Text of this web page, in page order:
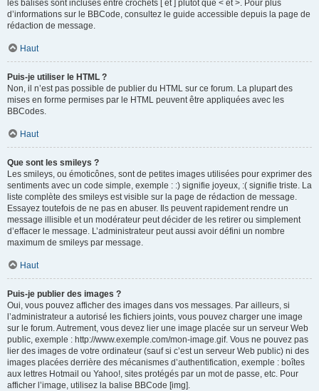
les balises sont incluses entre crochets [ et ] plutôt que < et >. Pour plus
d’informations sur le BBCode, consultez le guide accessible depuis la page de
rédaction de message.
Haut
Puis-je utiliser le HTML ?
Non, il n’est pas possible de publier du HTML sur ce forum. La plupart des
mises en forme permises par le HTML peuvent être appliquées avec les
BBCodes.
Haut
Que sont les smileys ?
Les smileys, ou émoticônes, sont de petites images utilisées pour exprimer des
sentiments avec un code simple, exemple : :) signifie joyeux, :( signifie triste. La
liste complète des smileys est visible sur la page de rédaction de message.
Essayez toutefois de ne pas en abuser. Ils peuvent rapidement rendre un
message illisible et un modérateur peut décider de les retirer ou simplement
d’effacer le message. L’administrateur peut aussi avoir défini un nombre
maximum de smileys par message.
Haut
Puis-je publier des images ?
Oui, vous pouvez afficher des images dans vos messages. Par ailleurs, si
l’administrateur a autorisé les fichiers joints, vous pouvez charger une image
sur le forum. Autrement, vous devez lier une image placée sur un serveur Web
public, exemple : http://www.exemple.com/mon-image.gif. Vous ne pouvez pas
lier des images de votre ordinateur (sauf si c’est un serveur Web public) ni des
images placées derrière des mécanismes d’authentification, exemple : boîtes
aux lettres Hotmail ou Yahoo!, sites protégés par un mot de passe, etc. Pour
afficher l’image, utilisez la balise BBCode [img].